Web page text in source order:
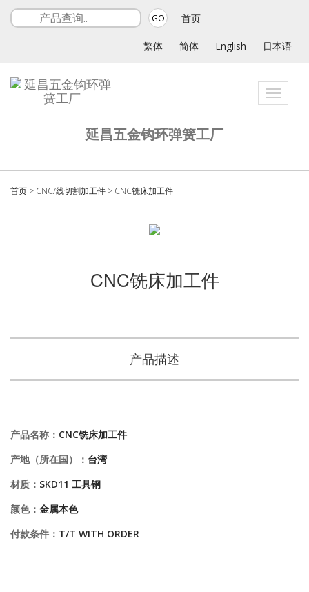
GO 首页
繁体 简体 English 日本语
Toggle
延昌五金钩环弹簧工厂
首页 > CNC/线切割加工件 > CNC铣床加工件
CNC铣床加工件
产品描述
产品名称： CNC铣床加工件
产地（所在国）： 台湾
材质： SKD11 工具钢
颜色： 金属本色
付款条件： T/T WITH ORDER